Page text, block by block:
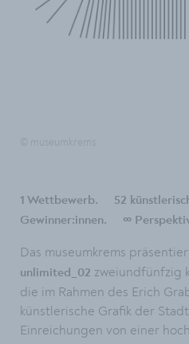
1 Wettbewerb. 52
Gewinner:innen. ∞
Das museumkrems
unlimited_02 zweiundfünfzig
die im Rahmen des Erich
künstlerische Grafik der
Einreichungen von einer